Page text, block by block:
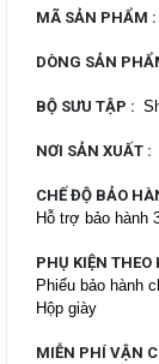
MÃ SẢN PHẨM :
DÒNG SẢN
BỘ SƯU TẬP :
NƠI SẢN XUẤT :
CHẾ ĐỘ BẢO
Hỗ trợ bảo hành
PHỤ KIỆN THEO
Phiếu bảo hành
Hộp giày
MIỄN PHÍ VẬN